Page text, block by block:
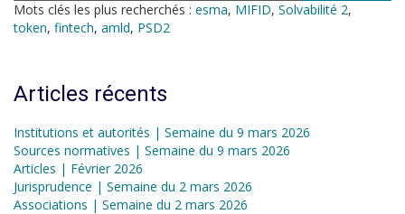
Mots clés les plus recherchés : esma, MIFID, Solvabilité 2,
token, fintech, amld, PSD2
Articles récents
Institutions et autorités | Semaine du 9 mars 2026
Sources normatives | Semaine du 9 mars 2026
Articles | Février 2026
Jurisprudence | Semaine du 2 mars 2026
Associations | Semaine du 2 mars 2026